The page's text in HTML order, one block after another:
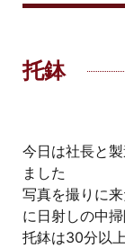
托鉢
今日は社長と
ました
写真を撮りに
に日射しの中
托鉢は30分以